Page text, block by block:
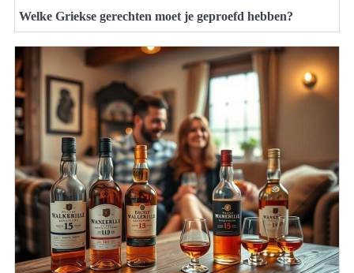
Welke Griekse gerechten moet je geproefd hebben?